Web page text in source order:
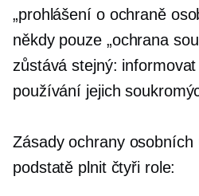
„prohlášení o ochraně
někdy pouze „ochrana
zůstává stejný:
používání jejich
Zásady ochrany
podstatě plnit čtyři role: